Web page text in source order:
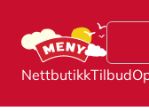
NettbutikkTilbud